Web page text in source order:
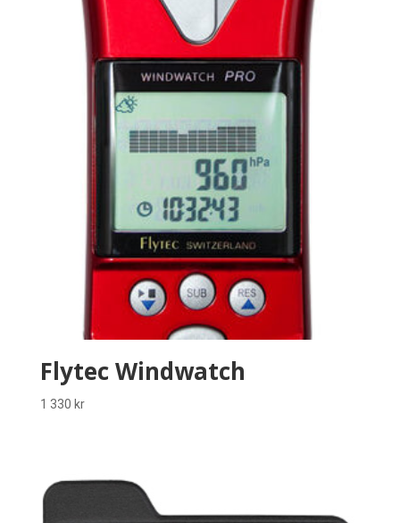
Flytec Windwatch
1 330 kr